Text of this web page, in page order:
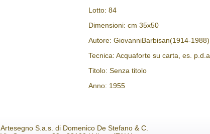
Lotto: 84
Dimensioni: cm 35x50
Autore: GiovanniBarbisan(1914-1988)
Tecnica: Acquaforte su carta, es. p.d.a.
Titolo: Senza titolo
Anno: 1955
Artesegno S.a.s. di Domenico De Stefano & C.